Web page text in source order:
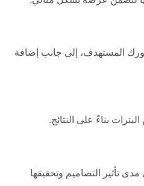
المستهدف، إلى جانب إضافة
بناءً على النتائج.
تأثير التصاميم وتحقيقها